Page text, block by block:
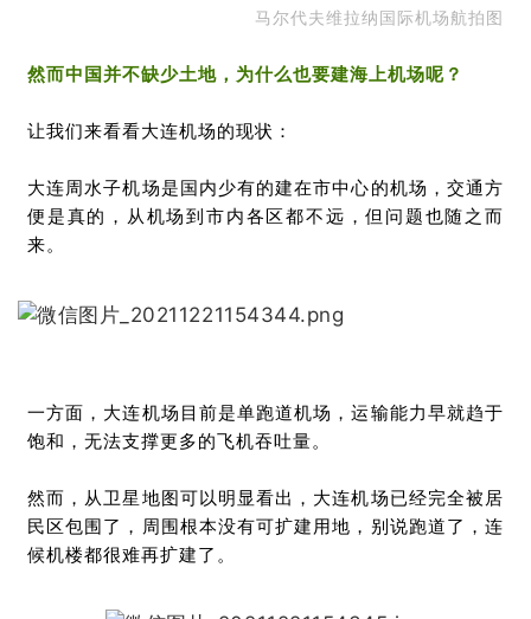
马尔代夫维拉纳国际机场航拍图
然而中国并不缺少土地，为什么也要建海上机场呢？
让我们来看看大连机场的现状：
大连周水子机场是国内少有的建在市中心的机场，交通方
便是真的，从机场到市内各区都不远，但问题也随之而
来。
一方面，大连机场目前是单跑道机场，运输能力早就趋于
饱和，无法支撑更多的飞机吞吐量。
然而，从卫星地图可以明显看出，大连机场已经完全被居
民区包围了，周围根本没有可扩建用地，别说跑道了，连
候机楼都很难再扩建了。